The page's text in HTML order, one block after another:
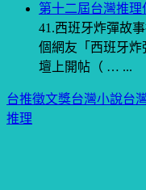
第十二屆台灣推理
41.西班牙炸彈故
個網友「西班牙
壇上開帖（ … ...
台推徵文獎台灣小說台
推理